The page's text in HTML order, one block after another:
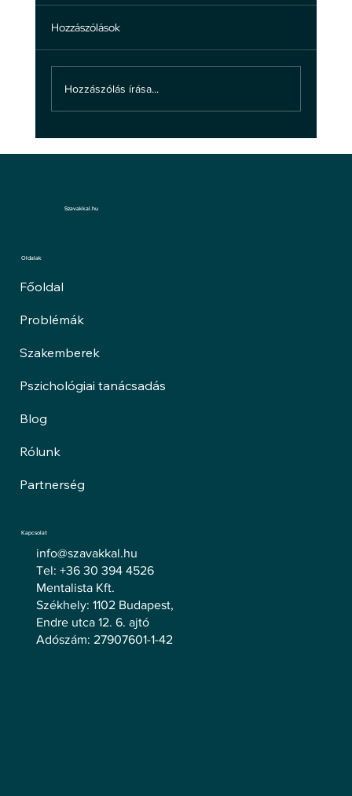
Hozzászólások
Hozzászólás írása...
Szavakkal.hu
Oldalak
Főoldal
Problémák
Szakemberek
Pszichológiai tanácsadás
Blog
Rólunk
Partnerség
Kapcsolat
info@szavakkal.hu
Tel: +36 30 394 4526
Mentalista Kft.
Székhely: 1102 Budapest,
Endre utca 12. 6. ajtó
Adószám: 27907601-1-42